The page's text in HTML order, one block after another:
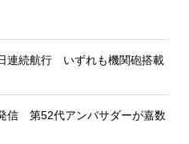
連続航行 いずれも機関砲搭載
信 第52代アンバサダーが嘉数